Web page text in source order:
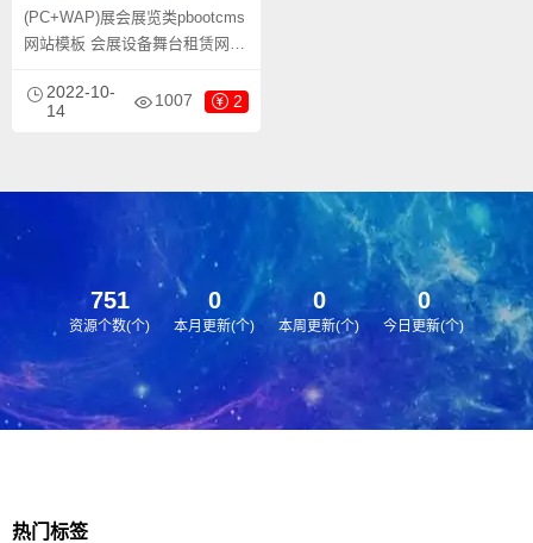
源码下载
(PC+WAP)展会展览类pbootcms
网站模板 会展设备舞台租赁网站
的网站模板，该模板适用于展会
展览网站、舞台租赁网站等企
2022-10-
14
1007 2
751
资源个数(个)
0
本月更新(个)
0
本周更新(个)
0
今日更新(个)
热门标签